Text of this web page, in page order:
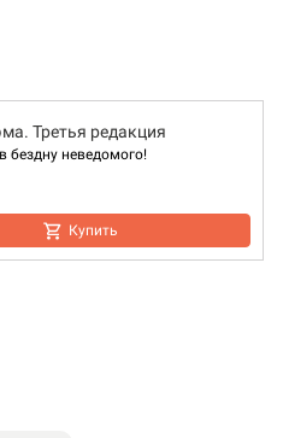
Третья редакция
бездну неведомого!
Купить